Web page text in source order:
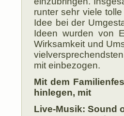
run­ter sehr viele
Idee bei der
Ideen wur­den von
Wirk­sam­keit und
mit ein­be­zogen.
Mit dem
hinlegen, mit
Live-Musik: Sound